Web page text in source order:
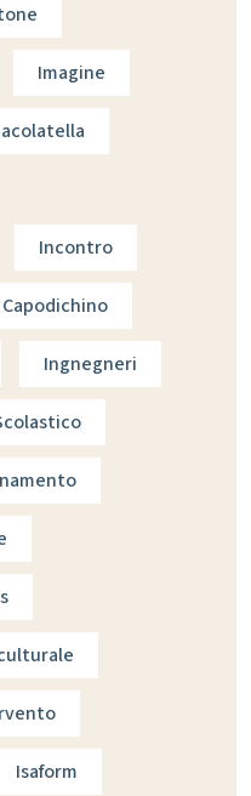
Imagine
Incontro
Ingnegneri
Isaform